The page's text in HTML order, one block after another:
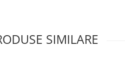
SIMILARE